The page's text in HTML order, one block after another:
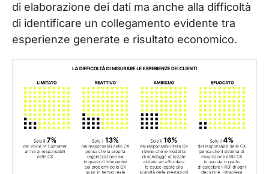
di elaborazione dei dati ma anche alla difficoltà
di identificare un collegamento evidente tra
esperienze generate e risultato economico.